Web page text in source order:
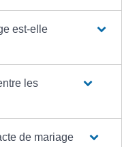
est-elle
les
de mariage